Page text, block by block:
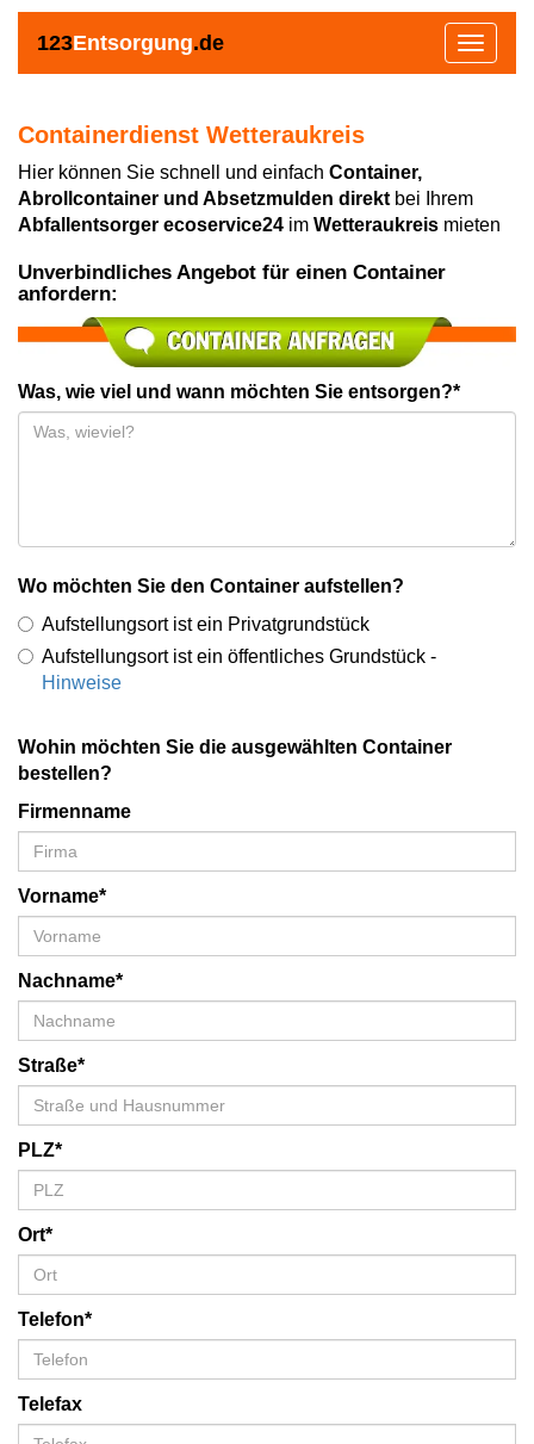
123Entsorgung.de
Toggle
Containerdienst Wetteraukreis
Hier können Sie schnell und einfach Container,
Abrollcontainer und Absetzmulden direkt bei Ihrem
Abfallentsorger ecoservice24 im Wetteraukreis mieten
Unverbindliches Angebot für einen Container
anfordern:
Was, wie viel und wann möchten Sie entsorgen?*
Wo möchten Sie den Container aufstellen?
Aufstellungsort ist ein Privatgrundstück
Aufstellungsort ist ein öffentliches Grundstück -
Hinweise
Wohin möchten Sie die ausgewählten Container
bestellen?
Firmenname
Vorname*
Nachname*
Straße*
PLZ*
Ort*
Telefon*
Telefax